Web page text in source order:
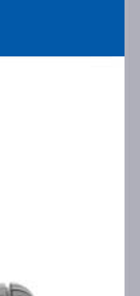
58V F TL/TT
ΕΚΤΟΣ ΔΡΟΜΟΥ